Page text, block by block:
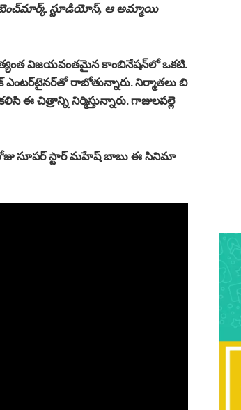
బెంచ్‌మార్క్ స్టూడియోస్, ఆ అమ్మాయి
అత్యంత విజయవంతమైన కాంబినేషన్‌లో ఒకటి.
రాబోతున్నారు. నిర్మాతలు బి
చిత్రాన్ని నిర్మిస్తున్నారు. గాజులపల్లె
సూపర్ స్టార్ మహేష్ బాబు ఈ సినిమా